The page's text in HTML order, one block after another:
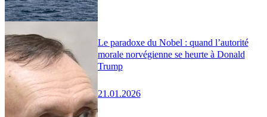
Le paradoxe du Nobel : quand l’autorité
morale norvégienne se heurte à Donald
Trump
21.01.2026